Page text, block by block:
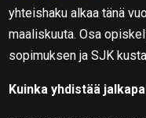
yhteishaku alkaa tänä
maaliskuuta. Osa
sopimuksen ja SJK
Kuinka yhdistää